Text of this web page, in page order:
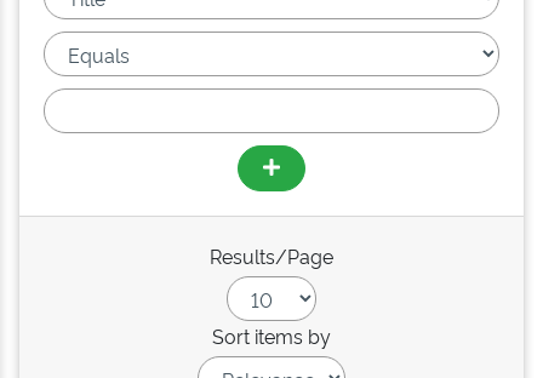
Results/Page
Sort items by